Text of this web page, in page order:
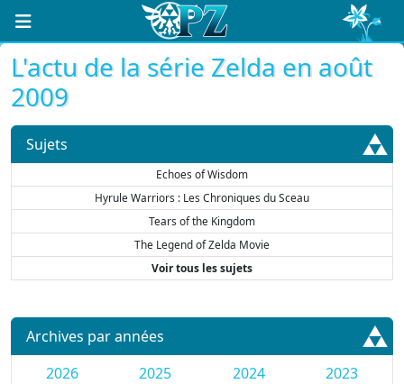
L'actu de la série Zelda en août
2009
Sujets
Echoes of Wisdom
Hyrule Warriors : Les Chroniques du Sceau
Tears of the Kingdom
The Legend of Zelda Movie
Voir tous les sujets
Archives par années
2026
2025 2024
2023